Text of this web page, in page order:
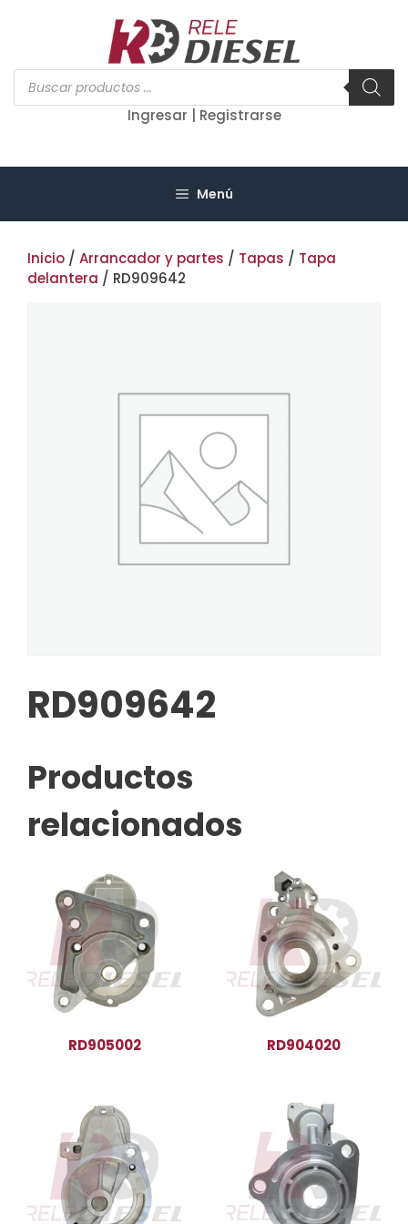
Búsqueda
de
productos
Ingresar | Registrarse
Menú
Inicio / Arrancador y partes / Tapas / Tapa
delantera / RD909642
RD909642
Productos
relacionados
RD905002 RD904020